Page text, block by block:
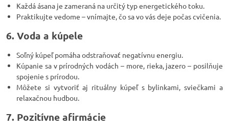
Každá ásana je zameraná na určitý typ energetického toku.
Praktikujte vedome – vnímajte, čo sa vo vás deje počas cvičenia.
6. Voda a kúpele
Soľný kúpeľ pomáha odstraňovať negatívnu energiu.
Kúpanie sa v prírodných vodách – more, rieka, jazero – posilňuje
spojenie s prírodou.
Môžete si vytvoriť aj rituálny kúpeľ s bylinkami, sviečkami a
relaxačnou hudbou.
7. Pozitívne afirmácie